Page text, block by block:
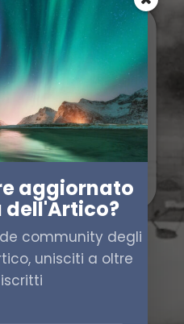
aggiornato
dell'Artico?
community degli
unisciti a oltre